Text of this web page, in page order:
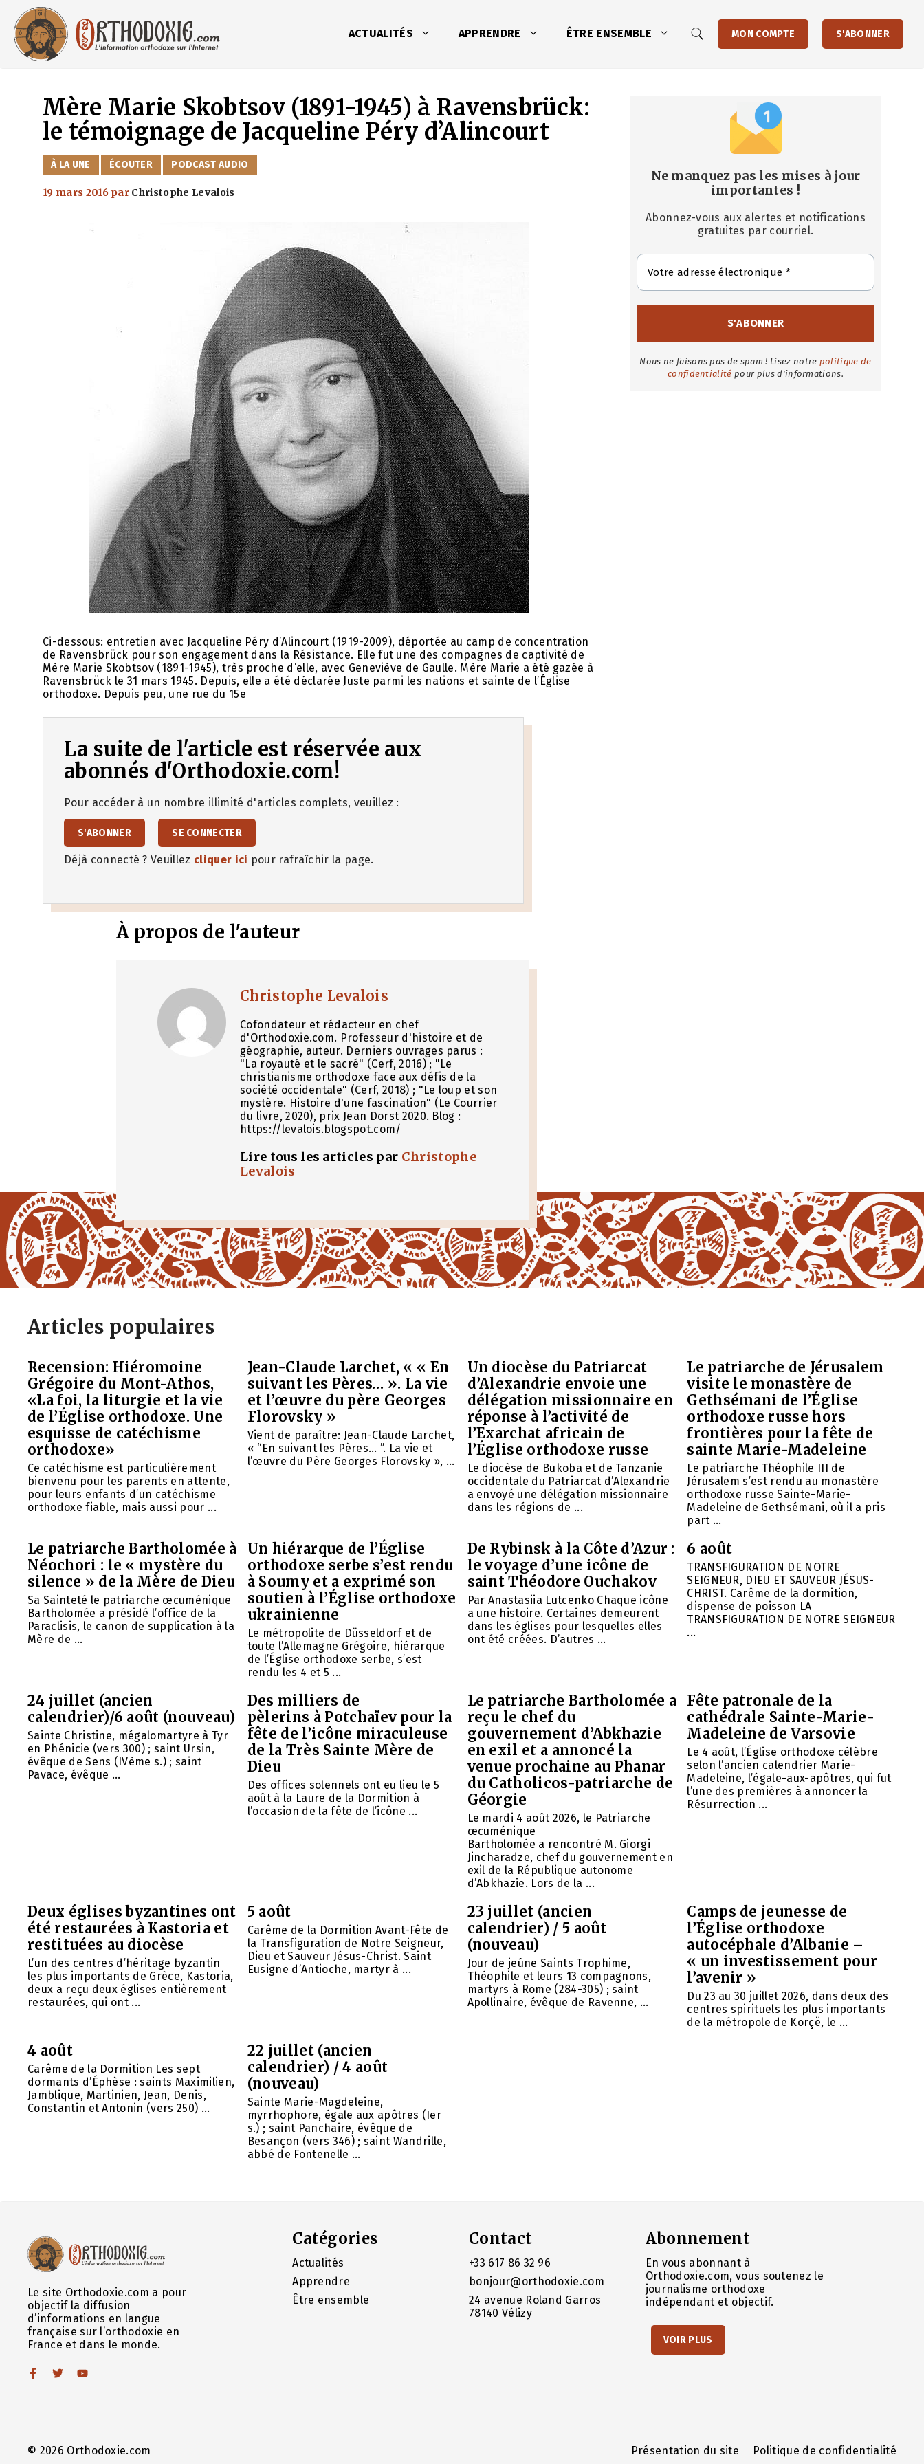
contenu
ACTUALITÉS APPRENDRE ÊTRE ENSEMBLE MON COMPTE S'ABONNER
Mère Marie Skobtsov (1891-1945) à Ravensbrück:
le témoignage de Jacqueline Péry d’Alincourt
CATÉGORIES
À LA UNE ÉCOUTER PODCAST AUDIO
19 mars 2016 par Christophe Levalois
Ci-dessous: entretien avec Jacqueline Péry d’Alincourt (1919-2009), déportée au camp de concentration
de Ravensbrück pour son engagement dans la Résistance. Elle fut une des compagnes de captivité de
Mère Marie Skobtsov (1891-1945), très proche d’elle, avec Geneviève de Gaulle. Mère Marie a été gazée à
Ravensbrück le 31 mars 1945. Depuis, elle a été déclarée Juste parmi les nations et sainte de l’Église
orthodoxe. Depuis peu, une rue du 15e
La suite de l'article est réservée aux
abonnés d'Orthodoxie.com!
Pour accéder à un nombre illimité d'articles complets, veuillez :
S'ABONNER SE CONNECTER
Déjà connecté ? Veuillez cliquer ici pour rafraîchir la page.
À propos de l'auteur
Christophe Levalois
Cofondateur et rédacteur en chef
d'Orthodoxie.com. Professeur d'histoire et de
géographie, auteur. Derniers ouvrages parus :
"La royauté et le sacré" (Cerf, 2016) ; "Le
christianisme orthodoxe face aux défis de la
société occidentale" (Cerf, 2018) ; "Le loup et son
mystère. Histoire d'une fascination" (Le Courrier
du livre, 2020), prix Jean Dorst 2020. Blog :
https://levalois.blogspot.com/
Lire tous les articles par Christophe
Levalois
Ne manquez pas les mises à jour
importantes !
Abonnez-vous aux alertes et notifications
gratuites par courriel.
Nous ne faisons pas de spam ! Lisez notre politique de
confidentialité pour plus d'informations.
Articles populaires
Recension: Hiéromoine
Grégoire du Mont-Athos,
«La foi, la liturgie et la vie
de l’Église orthodoxe. Une
esquisse de catéchisme
orthodoxe»
Ce catéchisme est particulièrement
bienvenu pour les parents en attente,
pour leurs enfants d’un catéchisme
orthodoxe fiable, mais aussi pour ...
Jean-Claude Larchet, « « En
suivant les Pères… ». La vie
et l’œuvre du père Georges
Florovsky »
Vient de paraître: Jean-Claude Larchet,
« “En suivant les Pères… ”. La vie et
l’œuvre du Père Georges Florovsky », ...
Un diocèse du Patriarcat
d’Alexandrie envoie une
délégation missionnaire en
réponse à l’activité de
l’Exarchat africain de
l’Église orthodoxe russe
Le diocèse de Bukoba et de Tanzanie
occidentale du Patriarcat d’Alexandrie
a envoyé une délégation missionnaire
dans les régions de ...
Le patriarche de Jérusalem
visite le monastère de
Gethsémani de l’Église
orthodoxe russe hors
frontières pour la fête de
sainte Marie-Madeleine
Le patriarche Théophile III de
Jérusalem s’est rendu au monastère
orthodoxe russe Sainte-Marie-
Madeleine de Gethsémani, où il a pris
part ...
Le patriarche Bartholomée à
Néochori : le « mystère du
silence » de la Mère de Dieu
Sa Sainteté le patriarche œcuménique
Bartholomée a présidé l’office de la
Paraclisis, le canon de supplication à la
Mère de ...
Un hiérarque de l’Église
orthodoxe serbe s’est rendu
à Soumy et a exprimé son
soutien à l’Église orthodoxe
ukrainienne
Le métropolite de Düsseldorf et de
toute l’Allemagne Grégoire, hiérarque
de l’Église orthodoxe serbe, s’est
rendu les 4 et 5 ...
De Rybinsk à la Côte d’Azur :
le voyage d’une icône de
saint Théodore Ouchakov
Par Anastasiia Lutcenko Chaque icône
a une histoire. Certaines demeurent
dans les églises pour lesquelles elles
ont été créées. D’autres ...
6 août
TRANSFIGURATION DE NOTRE
SEIGNEUR, DIEU ET SAUVEUR JÉSUS-
CHRIST. Carême de la dormition,
dispense de poisson LA
TRANSFIGURATION DE NOTRE SEIGNEUR
...
24 juillet (ancien
calendrier)/6 août (nouveau)
Sainte Christine, mégalomartyre à Tyr
en Phénicie (vers 300) ; saint Ursin,
évêque de Sens (IVème s.) ; saint
Pavace, évêque ...
Des milliers de
pèlerins à Potchaïev pour la
fête de l’icône miraculeuse
de la Très Sainte Mère de
Dieu
Des offices solennels ont eu lieu le 5
août à la Laure de la Dormition à
l’occasion de la fête de l’icône ...
Le patriarche Bartholomée a
reçu le chef du
gouvernement d’Abkhazie
en exil et a annoncé la
venue prochaine au Phanar
du Catholicos-patriarche de
Géorgie
Le mardi 4 août 2026, le Patriarche
œcuménique
Bartholomée a rencontré M. Giorgi
Jincharadze, chef du gouvernement en
exil de la République autonome
d’Abkhazie. Lors de la ...
Fête patronale de la
cathédrale Sainte-Marie-
Madeleine de Varsovie
Le 4 août, l’Église orthodoxe célèbre
selon l’ancien calendrier Marie-
Madeleine, l’égale-aux-apôtres, qui fut
l’une des premières à annoncer la
Résurrection ...
Deux églises byzantines ont
été restaurées à Kastoria et
restituées au diocèse
L’un des centres d’héritage byzantin
les plus importants de Grèce, Kastoria,
deux a reçu deux églises entièrement
restaurées, qui ont ...
5 août
Carême de la Dormition Avant-Fête de
la Transfiguration de Notre Seigneur,
Dieu et Sauveur Jésus-Christ. Saint
Eusigne d’Antioche, martyr à ...
23 juillet (ancien
calendrier) / 5 août
(nouveau)
Jour de jeûne Saints Trophime,
Théophile et leurs 13 compagnons,
martyrs à Rome (284-305) ; saint
Apollinaire, évêque de Ravenne, ...
Camps de jeunesse de
l’Église orthodoxe
autocéphale d’Albanie –
« un investissement pour
l’avenir »
Du 23 au 30 juillet 2026, dans deux des
centres spirituels les plus importants
de la métropole de Korçë, le ...
4 août
Carême de la Dormition Les sept
dormants d’Éphèse : saints Maximilien,
Jamblique, Martinien, Jean, Denis,
Constantin et Antonin (vers 250) ...
22 juillet (ancien
calendrier) / 4 août
(nouveau)
Sainte Marie-Magdeleine,
myrrhophore, égale aux apôtres (Ier
s.) ; saint Panchaire, évêque de
Besançon (vers 346) ; saint Wandrille,
abbé de Fontenelle ...
Le site Orthodoxie.com a pour
objectif la diffusion
d’informations en langue
française sur l’orthodoxie en
France et dans le monde.
Catégories
Actualités
Apprendre
Être ensemble
Contact
+33 617 86 32 96
bonjour@orthodoxie.com
24 avenue Roland Garros
78140 Vélizy
Abonnement
En vous abonnant à
Orthodoxie.com, vous soutenez le
journalisme orthodoxe
indépendant et objectif.
VOIR PLUS
© 2026 Orthodoxie.com Présentation du site Politique de confidentialité